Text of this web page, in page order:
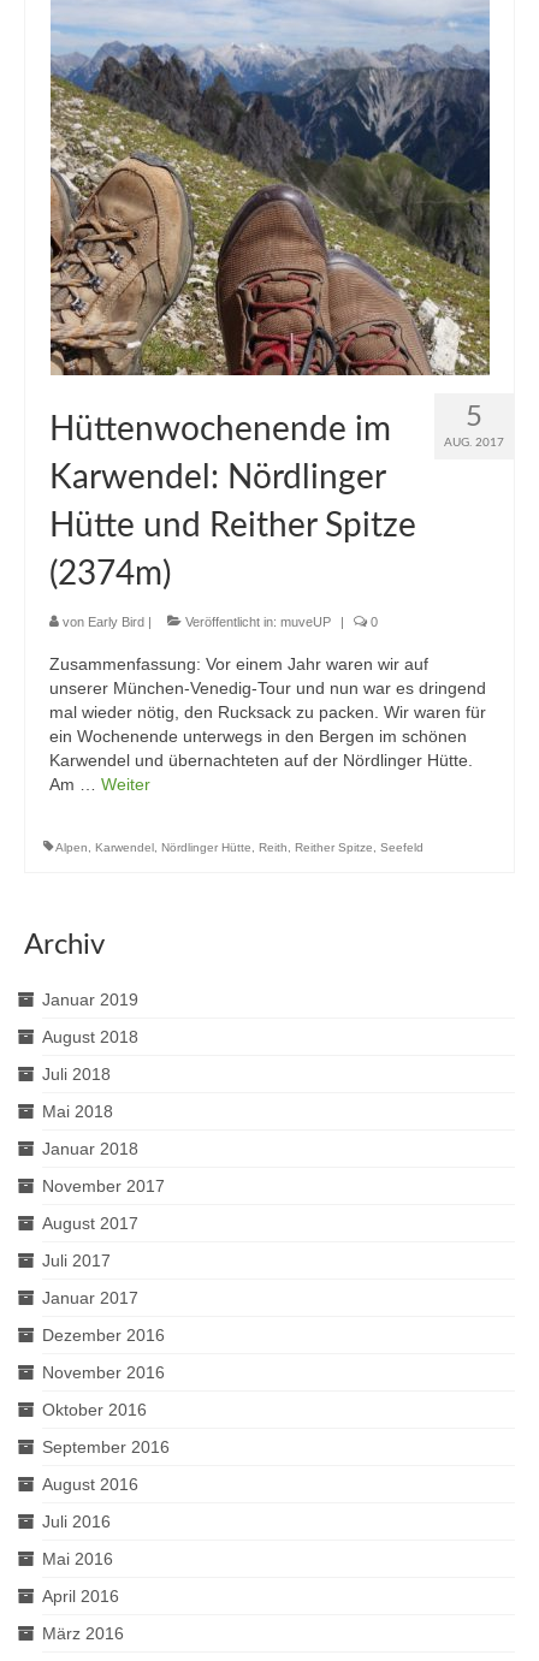
5
AUG. 2017
Hüttenwochenende im
Karwendel: Nördlinger
Hütte und Reither Spitze
(2374m)
von Early Bird Veröffentlicht in: muveUP 0
Zusammenfassung: Vor einem Jahr waren wir auf
unserer München-Venedig-Tour und nun war es dringend
mal wieder nötig, den Rucksack zu packen. Wir waren für
ein Wochenende unterwegs in den Bergen im schönen
Karwendel und übernachteten auf der Nördlinger Hütte.
Am … Weiter
Alpen, Karwendel, Nördlinger Hütte, Reith, Reither Spitze, Seefeld
Archiv
Januar 2019
August 2018
Juli 2018
Mai 2018
Januar 2018
November 2017
August 2017
Juli 2017
Januar 2017
Dezember 2016
November 2016
Oktober 2016
September 2016
August 2016
Juli 2016
Mai 2016
April 2016
März 2016